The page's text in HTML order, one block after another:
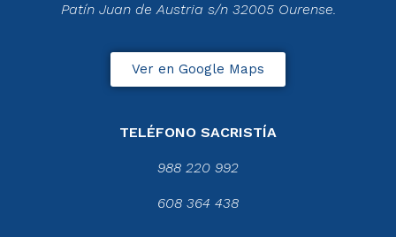
Patín Juan de Austria s/n 32005 Ourense.
Ver en Google Maps
TELÉFONO SACRISTÍA
988 220 992
608 364 438